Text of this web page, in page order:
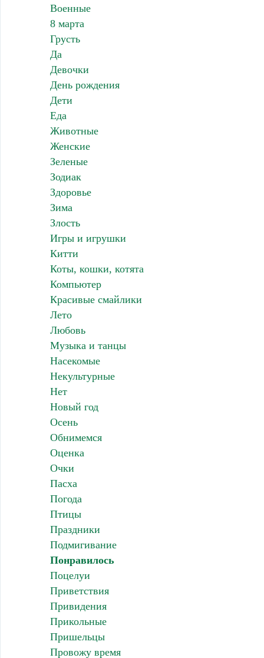
Военные
8 марта
Грусть
Да
Девочки
День рождения
Дети
Еда
Животные
Женские
Зеленые
Зодиак
Здоровье
Зима
Злость
Игры и игрушки
Китти
Коты, кошки, котята
Компьютер
Красивые смайлики
Лето
Любовь
Музыка и танцы
Насекомые
Некультурные
Нет
Новый год
Осень
Обнимемся
Оценка
Очки
Пасха
Погода
Птицы
Праздники
Подмигивание
Понравилось
Поцелуи
Приветствия
Привидения
Прикольные
Пришельцы
Провожу время